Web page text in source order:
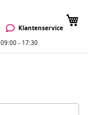
Klantenservice
- 17:30